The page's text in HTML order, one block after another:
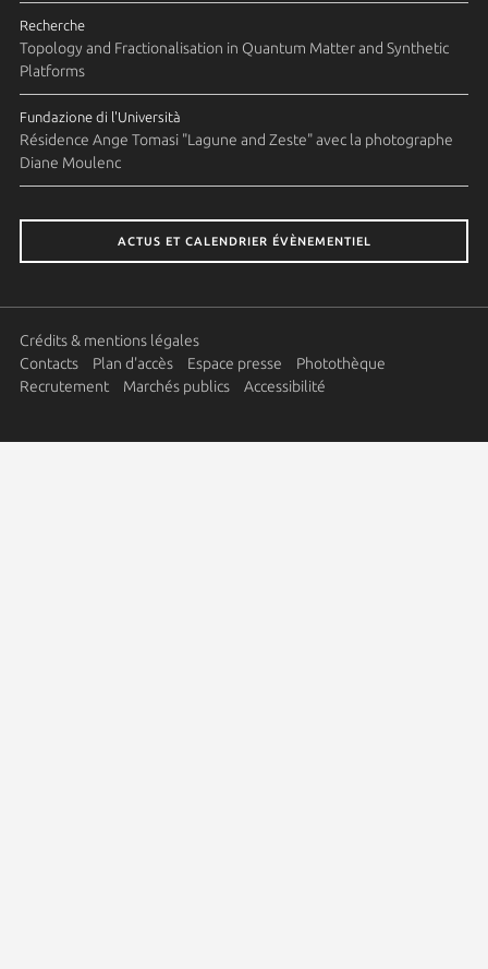
Recherche
Topology and Fractionalisation in Quantum Matter and Synthetic
Platforms
Fundazione di l'Università
Résidence Ange Tomasi "Lagune and Zeste" avec la photographe
Diane Moulenc
ACTUS ET CALENDRIER ÉVÈNEMENTIEL
Crédits & mentions légales
Contacts
Plan d'accès Espace presse
Photothèque
Recrutement
Marchés publics Accessibilité